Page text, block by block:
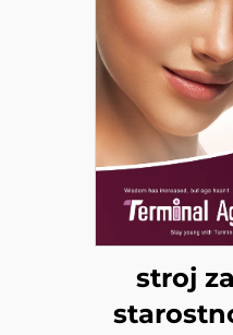
stroj